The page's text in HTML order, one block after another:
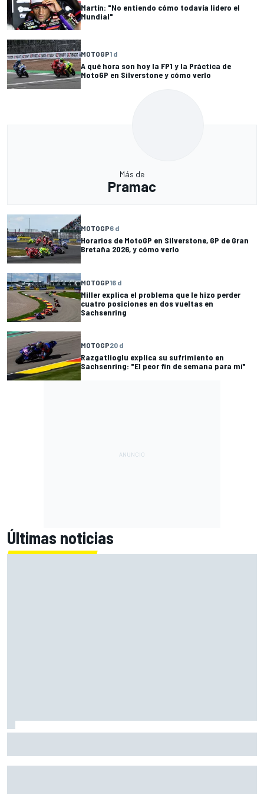
Martín: "No entiendo cómo todavía lidero el
Mundial"
MOTOGP1 d
A qué hora son hoy la FP1 y la Práctica de
MotoGP en Silverstone y cómo verlo
Más de
Pramac
MOTOGP6 d
Horarios de MotoGP en Silverstone, GP de Gran
Bretaña 2026, y cómo verlo
MOTOGP16 d
Miller explica el problema que le hizo perder
cuatro posiciones en dos vueltas en
Sachsenring
MOTOGP20 d
Razgatlioglu explica su sufrimiento en
Sachsenring: "El peor fin de semana para mí"
Últimas noticias